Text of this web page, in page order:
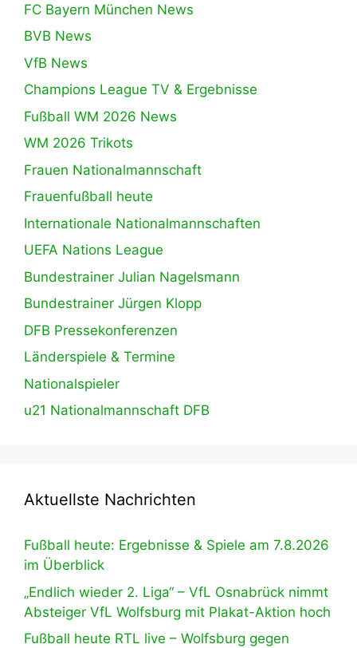
FC Bayern München News
BVB News
VfB News
Champions League TV & Ergebnisse
Fußball WM 2026 News
WM 2026 Trikots
Frauen Nationalmannschaft
Frauenfußball heute
Internationale Nationalmannschaften
UEFA Nations League
Bundestrainer Julian Nagelsmann
Bundestrainer Jürgen Klopp
DFB Pressekonferenzen
Länderspiele & Termine
Nationalspieler
u21 Nationalmannschaft DFB
Aktuellste Nachrichten
Fußball heute: Ergebnisse & Spiele am 7.8.2026
im Überblick
„Endlich wieder 2. Liga“ – VfL Osnabrück nimmt
Absteiger VfL Wolfsburg mit Plakat-Aktion hoch
Fußball heute RTL live – Wolfsburg gegen